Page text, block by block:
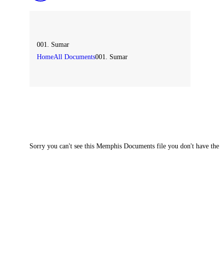
001. Sumar
HomeAll Documents001. Sumar
Sorry you can't see this Memphis Documents file you don't have